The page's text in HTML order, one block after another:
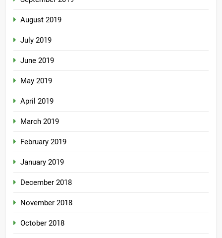
August 2019
July 2019
June 2019
May 2019
April 2019
March 2019
February 2019
January 2019
December 2018
November 2018
October 2018